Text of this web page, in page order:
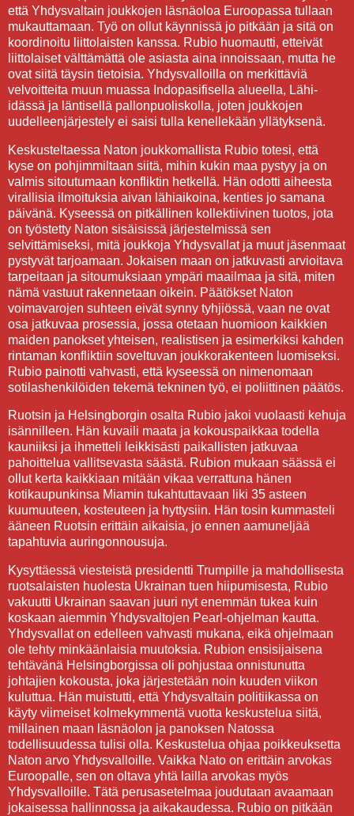
että Yhdysvaltain joukkojen läsnäoloa Euroopassa tullaan
mukauttamaan. Työ on ollut käynnissä jo pitkään ja sitä on
koordinoitu liittolaisten kanssa. Rubio huomautti, etteivät
liittolaiset välttämättä ole asiasta aina innoissaan, mutta he
ovat siitä täysin tietoisia. Yhdysvalloilla on merkittäviä
velvoitteita muun muassa Indopasifisella alueella, Lähi-
idässä ja läntisellä pallonpuoliskolla, joten joukkojen
uudelleenjärjestely ei saisi tulla kenellekään yllätyksenä.
Keskusteltaessa Naton joukkomallista Rubio totesi, että
kyse on pohjimmiltaan siitä, mihin kukin maa pystyy ja on
valmis sitoutumaan konfliktin hetkellä. Hän odotti aiheesta
virallisia ilmoituksia aivan lähiaikoina, kenties jo samana
päivänä. Kyseessä on pitkällinen kollektiivinen tuotos, jota
on työstetty Naton sisäisissä järjestelmissä sen
selvittämiseksi, mitä joukkoja Yhdysvallat ja muut jäsenmaat
pystyvät tarjoamaan. Jokaisen maan on jatkuvasti arvioitava
tarpeitaan ja sitoumuksiaan ympäri maailmaa ja sitä, miten
nämä vastuut rakennetaan oikein. Päätökset Naton
voimavarojen suhteen eivät synny tyhjiössä, vaan ne ovat
osa jatkuvaa prosessia, jossa otetaan huomioon kaikkien
maiden panokset yhteisen, realistisen ja esimerkiksi kahden
rintaman konfliktiin soveltuvan joukkorakenteen luomiseksi.
Rubio painotti vahvasti, että kyseessä on nimenomaan
sotilashenkilöiden tekemä tekninen työ, ei poliittinen päätös.
Ruotsin ja Helsingborgin osalta Rubio jakoi vuolaasti kehuja
isännilleen. Hän kuvaili maata ja kokouspaikkaa todella
kauniiksi ja ihmetteli leikkisästi paikallisten jatkuvaa
pahoittelua vallitsevasta säästä. Rubion mukaan säässä ei
ollut kerta kaikkiaan mitään vikaa verrattuna hänen
kotikaupunkinsa Miamin tukahtuttavaan liki 35 asteen
kuumuuteen, kosteuteen ja hyttysiin. Hän tosin kummasteli
ääneen Ruotsin erittäin aikaisia, jo ennen aamuneljää
tapahtuvia auringonnousuja.
Kysyttäessä viesteistä presidentti Trumpille ja mahdollisesta
ruotsalaisten huolesta Ukrainan tuen hiipumisesta, Rubio
vakuutti Ukrainan saavan juuri nyt enemmän tukea kuin
koskaan aiemmin Yhdysvaltojen Pearl-ohjelman kautta.
Yhdysvallat on edelleen vahvasti mukana, eikä ohjelmaan
ole tehty minkäänlaisia muutoksia. Rubion ensisijaisena
tehtävänä Helsingborgissa oli pohjustaa onnistunutta
johtajien kokousta, joka järjestetään noin kuuden viikon
kuluttua. Hän muistutti, että Yhdysvaltain politiikassa on
käyty viimeiset kolmekymmentä vuotta keskustelua siitä,
millainen maan läsnäolon ja panoksen Natossa
todellisuudessa tulisi olla. Keskustelua ohjaa poikkeuksetta
Naton arvo Yhdysvalloille. Vaikka Nato on erittäin arvokas
Euroopalle, sen on oltava yhtä lailla arvokas myös
Yhdysvalloille. Tätä perusasetelmaa joudutaan avaamaan
jokaisessa hallinnossa ja aikakaudessa. Rubio on pitkään